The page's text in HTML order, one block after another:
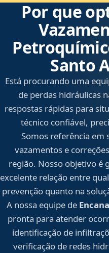
Por que
Santo
Está procurando uma
de perdas hidráulicas
respostas rápidas para
técnico confiável,
Somos referência em
vazamentos e
região. Nosso objetivo é
excelente relação entre
prevenção quanto na
A nossa equipe de
pronta para atender
identificação de
verificação de redes